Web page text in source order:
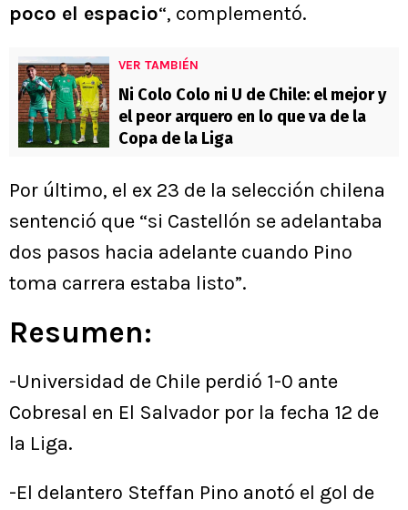
poco el espacio“, complementó.
VER TAMBIÉN
Ni Colo Colo ni U de Chile: el mejor y
el peor arquero en lo que va de la
Copa de la Liga
Por último, el ex 23 de la selección chilena
sentenció que “si Castellón se adelantaba
dos pasos hacia adelante cuando Pino
toma carrera estaba listo”.
Resumen:
-Universidad de Chile perdió 1-0 ante
Cobresal en El Salvador por la fecha 12 de
la Liga.
-El delantero Steffan Pino anotó el gol de